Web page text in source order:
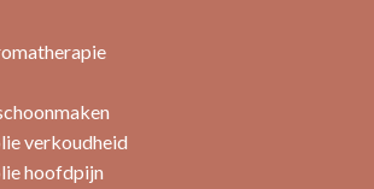
verkoudheid
hoofdpijn